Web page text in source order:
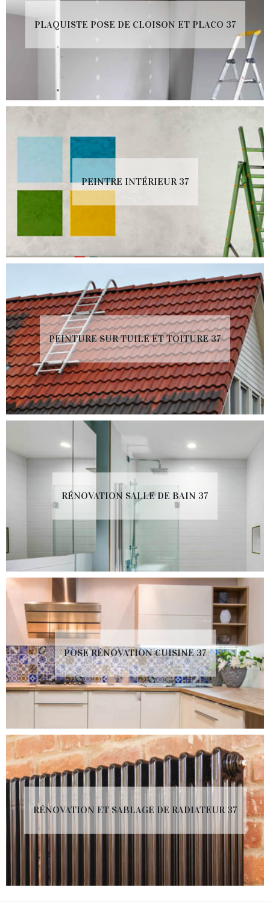
PLAQUISTE POSE DE CLOISON ET PLACO 37
PEINTRE INTÉRIEUR 37
PEINTURE SUR TUILE ET TOITURE 37
RÉNOVATION SALLE DE BAIN 37
POSE RÉNOVATION CUISINE 37
RÉNOVATION ET SABLAGE DE RADIATEUR 37